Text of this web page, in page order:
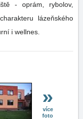
- oprám, rybolov,
lázeňského
i wellnes.
»
více
foto